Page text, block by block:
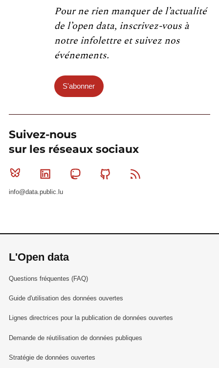
Pour ne rien manquer de l’actualité
de l’open data, inscrivez-vous à
notre infolettre et suivez nos
événements.
S'abonner
Suivez-nous
sur les réseaux sociaux
Bluesky Linkedin MastodonGithub
info@data.public.lu
L'Open data
Questions fréquentes (FAQ)
Guide d'utilisation des données ouvertes
Lignes directrices pour la publication de données ouvertes
Demande de réutilisation de données publiques
Stratégie de données ouvertes